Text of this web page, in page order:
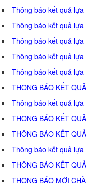
Thông báo kết quả
Thông báo kết quả
Thông báo kết quả
Thông báo kết quả
Thông báo kết quả
THÔNG BÁO KẾT
Thông báo kết quả
THÔNG BÁO KẾT
THÔNG BÁO KẾT
Thông báo kết quả
THÔNG BÁO KẾT
THÔNG BÁO MỜI